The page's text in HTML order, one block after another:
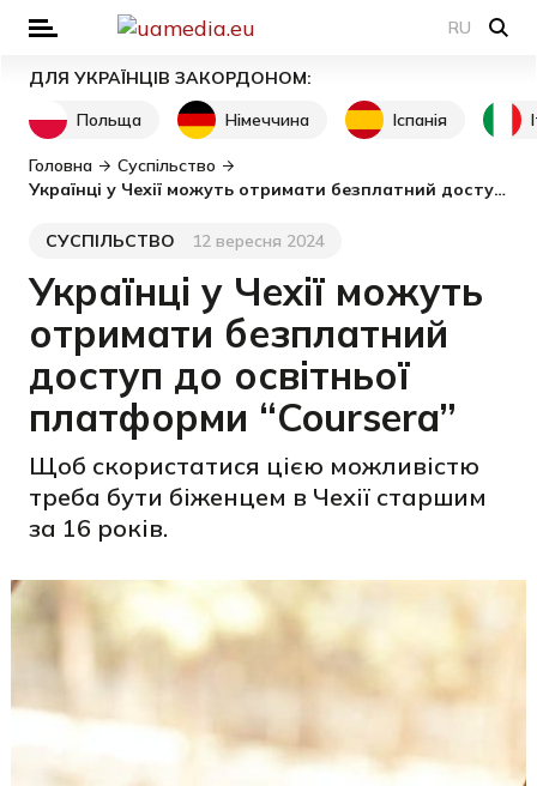
RU
ДЛЯ УКРАЇНЦІВ ЗАКОРДОНОМ:
Польща
Німеччина Іспанія
Головна
Суспільство
Українці у Чехії можуть отримати безплатний доступ до освітньої платформи “Coursera”
Категорія
СУСПІЛЬСТВО
Дата публікації12 вересня 2024
Українці у Чехії можуть
отримати безплатний
доступ до освітньої
платформи “Coursera”
Щоб скористатися цією можливістю
треба бути біженцем в Чехії старшим
за 16 років.